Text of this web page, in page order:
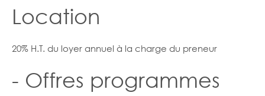
Location
20% H.T. du loyer annuel à la charge du preneur
- Offres programmes